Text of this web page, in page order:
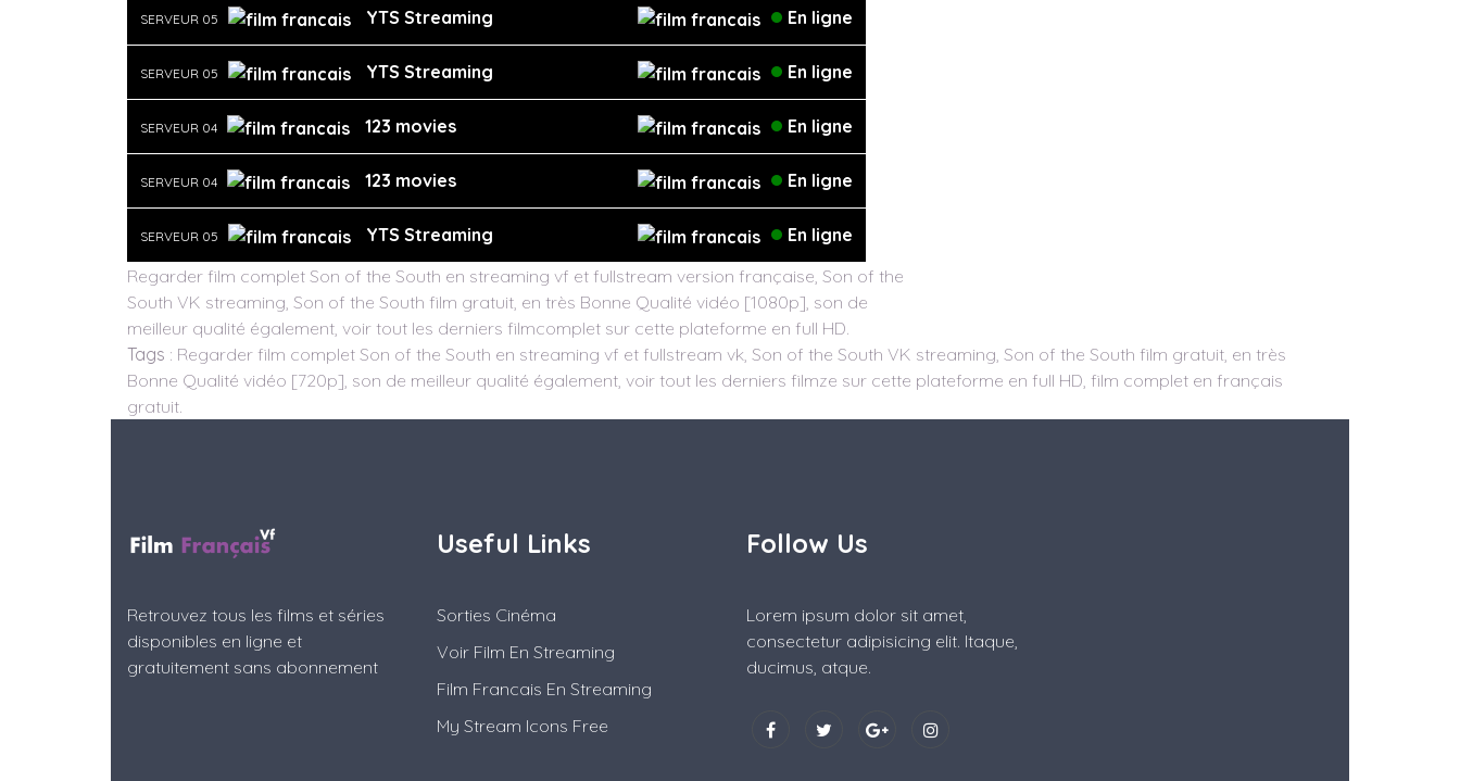
SERVEUR 05 YTS Streaming En ligne
SERVEUR 05 YTS Streaming En ligne
SERVEUR 04 123 movies En ligne
SERVEUR 04 123 movies En ligne
SERVEUR 05 YTS Streaming
En ligne
Regarder film complet Son of the South en streaming vf et fullstream version française, Son of the
South VK streaming, Son of the South film gratuit, en très Bonne Qualité vidéo [1080p], son de
meilleur qualité également, voir tout les derniers filmcomplet sur cette plateforme en full HD.
Tags : Regarder film complet Son of the South en streaming vf et fullstream vk, Son of the South VK streaming, Son of the South film gratuit, en très
Bonne Qualité vidéo [720p], son de meilleur qualité également, voir tout les derniers filmze sur cette plateforme en full HD, film complet en français
gratuit.
Retrouvez tous les films et séries
disponibles en ligne et
gratuitement sans abonnement
Useful Links
Sorties Cinéma
Voir Film En Streaming
Film Francais En Streaming
My Stream Icons Free
Follow Us
Lorem ipsum dolor sit amet,
consectetur adipisicing elit. Itaque,
ducimus, atque.